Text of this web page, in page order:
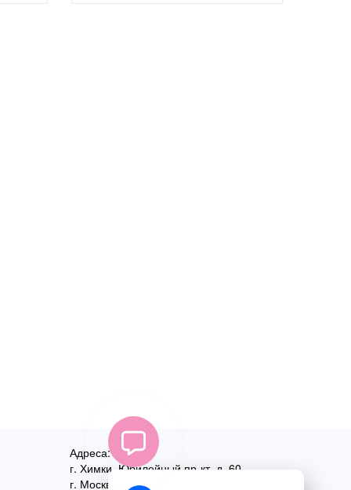
Адреса:
г. Химки, Юбилейный пр-кт, д. 60
г. Москва
ул. Перовская, д. 59